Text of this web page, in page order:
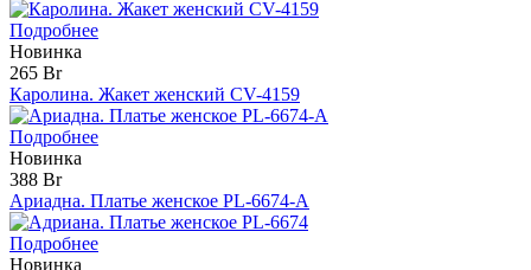
Подробнее
Новинка
265 Br
Каролина. Жакет женский CV-4159
Подробнее
Новинка
388 Br
Ариадна. Платье женское PL-6674-А
Подробнее
Новинка